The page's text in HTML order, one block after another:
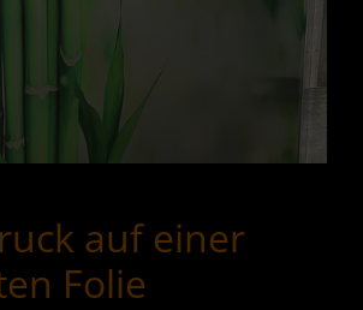
auf einer
Folie